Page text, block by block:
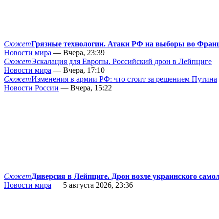
СюжетГрязные технологии. Атаки РФ на выборы во
Новости мира — Вчера, 23:39
СюжетЭскалация для Европы. Российский дрон в Лейпциге
Новости мира — Вчера, 17:10
СюжетИзменения в армии РФ: что стоит за решением Путина
Новости России — Вчера, 15:22
СюжетДиверсия в Лейпциге. Дрон возле украинского
Новости мира — 5 августа 2026, 23:36